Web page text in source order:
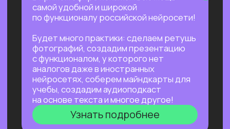
Нейросети для профессий вне IT—
инструменты для автоматизации, анализа
использования: от генерация текстов
и изображений до оптимизации рутинных
процессов.
Старт в нейросетях
Нейросети для разработки и IT
Нейросети для профессий вне IT